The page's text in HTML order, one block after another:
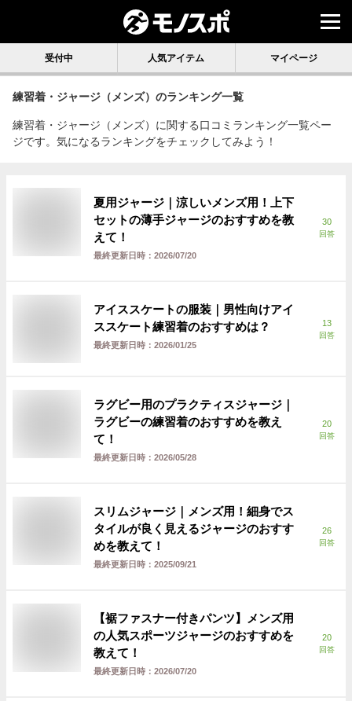
受付中 人気アイテム マイページ
練習着・ジャージ（メンズ） のランキング一覧
練習着・ジャージ（メンズ）に関する口コミランキング一覧ペー
ジです。気になるランキングをチェックしてみよう！
夏用ジャージ｜涼しいメンズ用！上下
セットの薄手ジャージのおすすめを教
えて！
最終更新日時： 2026/07/20
30
回答
アイススケートの服装｜男性向けアイ
ススケート練習着のおすすめは？
最終更新日時： 2026/01/25
13
回答
ラグビー用のプラクティスジャージ｜
ラグビーの練習着のおすすめを教え
て！
最終更新日時： 2026/05/28
20
回答
スリムジャージ｜メンズ用！細身でス
タイルが良く見えるジャージのおすす
めを教えて！
最終更新日時： 2025/09/21
26
回答
【裾ファスナー付きパンツ】メンズ用
の人気スポーツジャージのおすすめを
教えて！
最終更新日時： 2026/07/20
20
回答